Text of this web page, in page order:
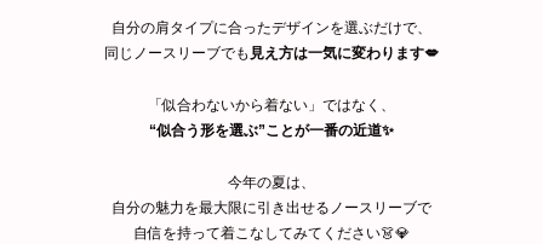
自分の肩タイプに合ったデザインを選ぶだけで、
同じノースリーブでも 見え方は一気に変わります💋
「似合わないから着ない」ではなく、
“似合う形を選ぶ”ことが一番の近道✨
今年の夏は、
自分の魅力を最大限に引き出せるノースリーブで
自信を持って着こなしてみてください👗💎